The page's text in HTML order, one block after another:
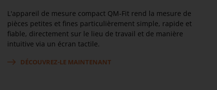
L'appareil de mesure compact QM-Fit rend la mesure de
pièces petites et fines particulièrement simple, rapide et
fiable, directement sur le lieu de travail et de manière
intuitive via un écran tactile.
DÉCOUVREZ-LE MAINTENANT